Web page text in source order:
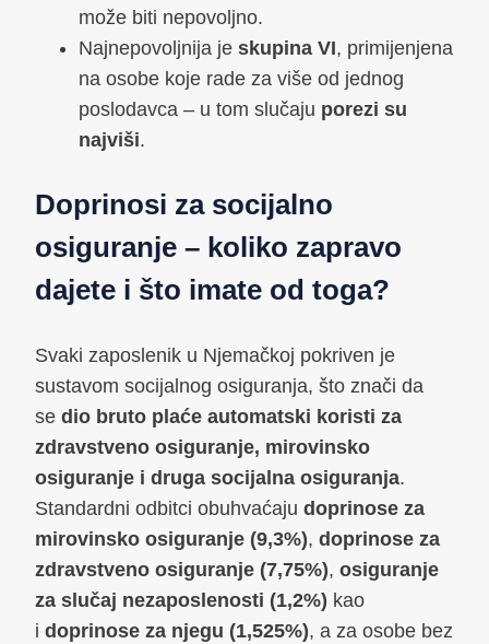
može biti nepovoljno.
Najnepovoljnija je skupina VI, primijenjena
na osobe koje rade za više od jednog
poslodavca – u tom slučaju porezi su
najviši.
Doprinosi za socijalno
osiguranje – koliko zapravo
dajete i što imate od toga?
Svaki zaposlenik u Njemačkoj pokriven je
sustavom socijalnog osiguranja, što znači da
se dio bruto plaće automatski koristi za
zdravstveno osiguranje, mirovinsko
osiguranje i druga socijalna osiguranja.
Standardni odbitci obuhvaćaju doprinose za
mirovinsko osiguranje (9,3%), doprinose za
zdravstveno osiguranje (7,75%), osiguranje
za slučaj nezaposlenosti (1,2%) kao
i doprinose za njegu (1,525%), a za osobe bez